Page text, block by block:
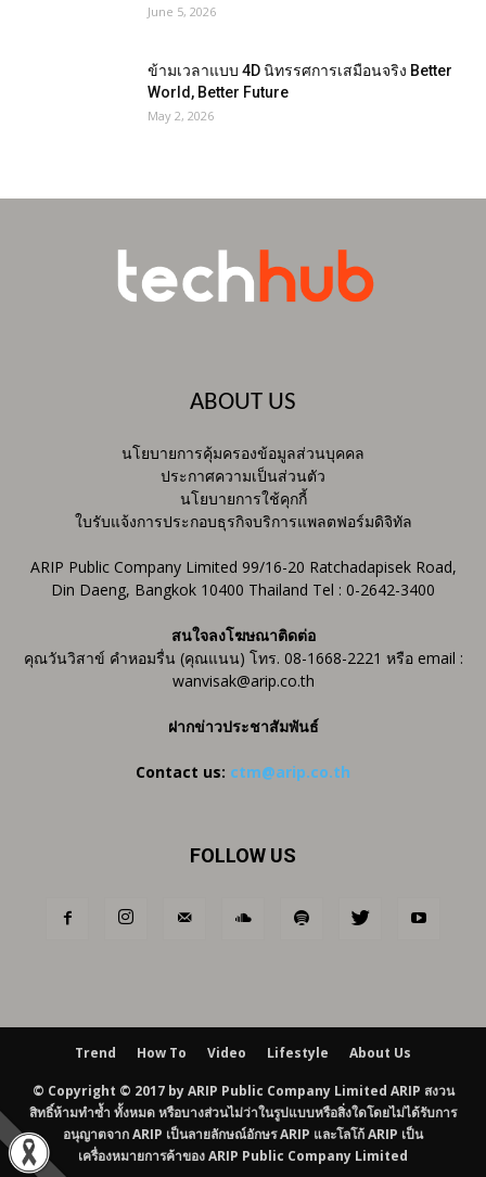
June 5, 2026
ข้ามเวลาแบบ 4D นิทรรศการเสมือนจริง Better
World, Better Future
May 2, 2026
ABOUT US
นโยบายการคุ้มครองข้อมูลส่วนบุคคล
ประกาศความเป็นส่วนตัว
นโยบายการใช้คุกกี้
ใบรับแจ้งการประกอบธุรกิจบริการแพลตฟอร์มดิจิทัล
ARIP Public Company Limited 99/16-20 Ratchadapisek Road,
Din Daeng, Bangkok 10400 Thailand Tel : 0-2642-3400
สนใจลงโฆษณาติดต่อ
คุณวันวิสาข์ คำหอมรื่น (คุณแนน) โทร. 08-1668-2221 หรือ email :
wanvisak@arip.co.th
ฝากข่าวประชาสัมพันธ์
Contact us: ctm@arip.co.th
FOLLOW US
Trend How To Video Lifestyle About Us
© Copyright © 2017 by ARIP Public Company Limited ARIP สงวน
สิทธิ์ห้ามทำซ้ำ ทั้งหมด หรือบางส่วนไม่ว่าในรูปแบบหรือสิ่งใดโดยไม่ได้รับการ
อนุญาตจาก ARIP เป็นลายลักษณ์อักษร ARIP และโลโก้ ARIP เป็น
เครื่องหมายการค้าของ ARIP Public Company Limited